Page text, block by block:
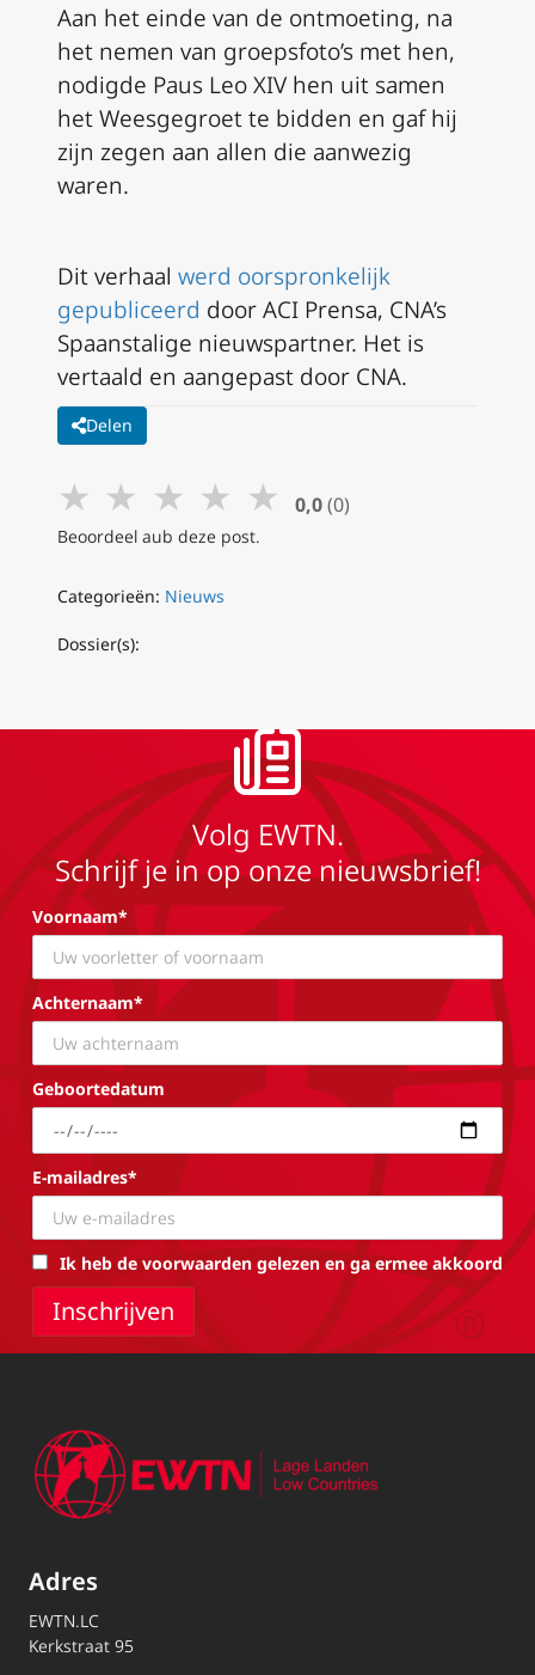
Aan het einde van de ontmoeting, na
het nemen van groepsfoto’s met hen,
nodigde Paus Leo XIV hen uit samen
het Weesgegroet te bidden en gaf hij
zijn zegen aan allen die aanwezig
waren.
Dit verhaal werd oorspronkelijk
gepubliceerd door ACI Prensa, CNA’s
Spaanstalige nieuws­partner. Het is
vertaald en aangepast door CNA.
Delen
★ ★ ★ ★ ★ 0,0 (0)
Beoordeel aub deze post.
Categorieën: Nieuws
Dossier(s):
Volg EWTN.
Schrijf je in op onze nieuwsbrief!
Voornaam*
Achternaam*
Geboortedatum
E-mailadres*
Ik heb de voorwaarden gelezen en ga ermee akkoord
Adres
EWTN.LC
Kerkstraat 95